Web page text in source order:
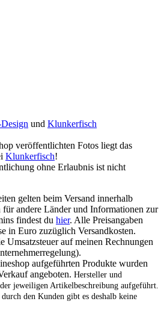
und Klunkerfisch
veröffentlichten Fotos liegt das
Klunkerfisch!
ohne Erlaubnis ist nicht
gelten beim Versand innerhalb
andere Länder und Informationen zur
findest du hier. Alle Preisangaben
in Euro zuzüglich Versandkosten.
Umsatzsteuer auf meinen Rechnungen
aufgeführten Produkte wurden
angeboten. Hersteller und
jeweiligen Artikelbeschreibung aufgeführt.
den Kunden gibt es deshalb keine